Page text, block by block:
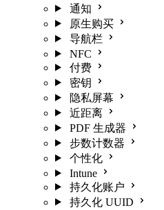
通知
原生购买
导航栏
NFC
付费
密钥
隐私屏幕
近距离
PDF 生成器
步数计数器
个性化
Intune
持久化账户
持久化 UUID